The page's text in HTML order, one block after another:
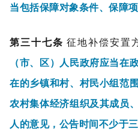
当包括保障对象条件、保障
第三十七条 征地补偿安置
（市、区）人民政府应当在
在的乡镇和村、村民小组范
农村集体经济组织及其成员
人的意见，公告时间不少于三